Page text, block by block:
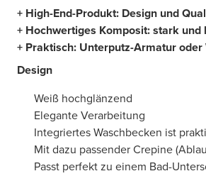
+ High-End-Produkt: Design und
+ Hochwertiges Komposit: stark und
+ Praktisch: Unterputz-Armatur
Design
Weiß hochglänzend
Elegante Verarbeitung
Integriertes Waschbecken ist
Mit dazu passender Crepine
Passt perfekt zu einem Bad-